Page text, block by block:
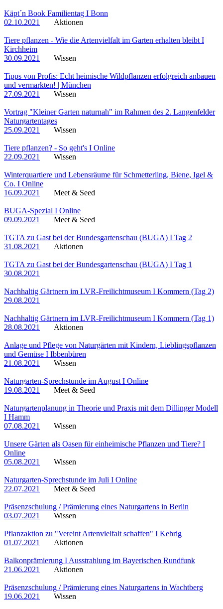
Käpt´n Book Familientag I Bonn
02.10.2021
Aktionen
Tiere pflanzen - Wie die Artenvielfalt im Garten erhalten bleibt I
Kirchheim
30.09.2021
Wissen
Tipps von Profis: Echt heimische Wildpflanzen erfolgreich anbauen
und vermarkten! | München
27.09.2021
Wissen
Vortrag "Kleiner Garten naturnah" im Rahmen des 2. Langenfelder
Naturgartentages
25.09.2021
Wissen
Tiere pflanzen? - So geht's I Online
22.09.2021
Wissen
Winterquartiere und Lebensräume für Schmetterling, Biene, Igel &
Co. I Online
16.09.2021
Meet & Seed
BUGA-Spezial I Online
09.09.2021
Meet & Seed
TGTA zu Gast bei der Bundesgartenschau (BUGA) I Tag 2
31.08.2021
Aktionen
TGTA zu Gast bei der Bundesgartenschau (BUGA) I Tag 1
30.08.2021
Nachhaltig Gärtnern im LVR-Freilichtmuseum I Kommern (Tag 2)
29.08.2021
Nachhaltig Gärtnern im LVR-Freilichtmuseum I Kommern (Tag 1)
28.08.2021
Aktionen
Anlage und Pflege von Naturgärten mit Kindern, Lieblingspflanzen
und Gemüse I Ibbenbüren
21.08.2021
Wissen
Naturgarten-Sprechstunde im August I Online
19.08.2021
Meet & Seed
Naturgartenplanung in Theorie und Praxis mit dem Dillinger Modell
I Hamm
07.08.2021
Wissen
Unsere Gärten als Oasen für einheimische Pflanzen und Tiere? I
Online
05.08.2021
Wissen
Naturgarten-Sprechstunde im Juli I Online
22.07.2021
Meet & Seed
Präsenzschulung / Prämierung eines Naturgartens in Berlin
03.07.2021
Wissen
Pflanzaktion zu "Vereint Artenvielfalt schaffen" I Kehrig
01.07.2021
Aktionen
Balkonprämierung I Ausstrahlung im Bayerischen Rundfunk
21.06.2021
Aktionen
Präsenzschulung / Prämierung eines Naturgartens in Wachtberg
19.06.2021
Wissen